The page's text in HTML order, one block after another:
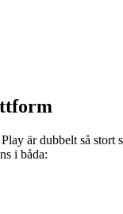
är dubbelt så stort
i båda: